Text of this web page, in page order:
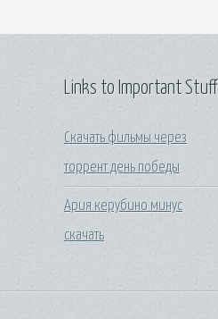
Links to Important Stuff
Скачать фильмы через
торрент день победы
Ария керубино минус
скачать